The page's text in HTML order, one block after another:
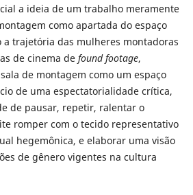
a ideia de um trabalho meramente
como apartada do espaço
trajetória das mulheres montadoras
de cinema de found footage,
de montagem como um espaço
de uma espectatorialidade crítica,
de pausar, repetir, ralentar o
romper com o tecido representativo
hegemônica, e elaborar uma visão
de gênero vigentes na cultura